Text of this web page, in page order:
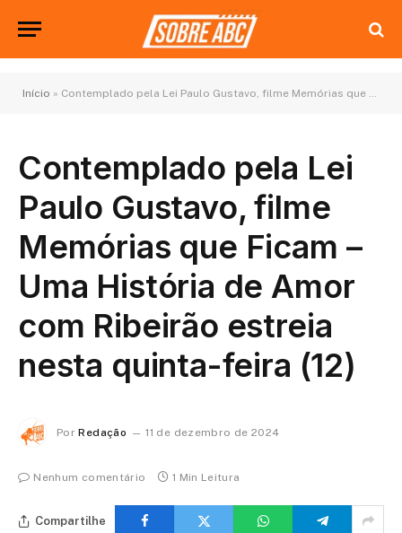
Início » Contemplado pela Lei Paulo Gustavo, filme Memórias que Ficam – Uma História de Amor com Ribeirão estreia nesta quinta-feira (12)
Contemplado pela Lei
Paulo Gustavo, filme
Memórias que Ficam –
Uma História de Amor
com Ribeirão estreia
nesta quinta-feira (12)
Por Redação 11 de dezembro de 2024
Nenhum comentário 1 Min Leitura
Compartilhe